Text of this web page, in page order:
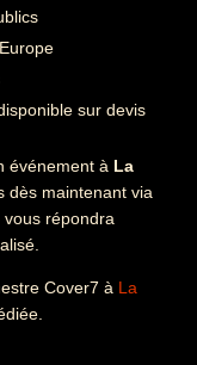
sur devis
événement à La
dès maintenant via
répondra
Cover7 à La